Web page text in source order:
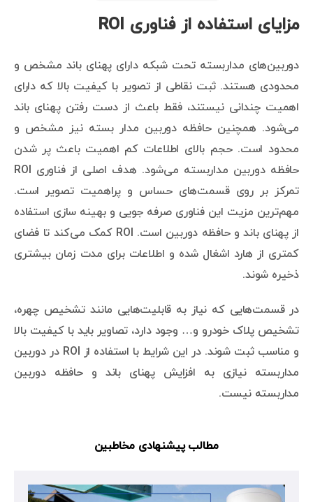
مزایای استفاده از فناوری ROI
دوربین‌های مداربسته تحت شبکه دارای پهنای باند مشخص و
محدودی هستند. ثبت نقاطی از تصویر با کیفیت بالا که دارای
اهمیت چندانی نیستند، فقط باعث از دست رفتن پهنای باند
می‌شود. همچنین حافظه دوربین مدار بسته نیز مشخص و
محدود است. حجم بالای اطلاعات کم اهمیت باعث پر شدن
حافظه دوربین مداربسته می‌شود. هدف اصلی از فناوری ROI
تمرکز بر روی قسمت‌های حساس و پراهمیت تصویر است.
مهم‌ترین مزیت این فناوری صرفه جویی و بهینه سازی استفاده
از پهنای باند و حافظه دوربین است. ROI کمک می‌کند تا فضای
کمتری از هارد اشغال شده و اطلاعات برای مدت زمان بیشتری
ذخیره شوند.
در قسمت‌هایی که نیاز به قابلیت‌هایی مانند تشخیص چهره،
تشخیص پلاک خودرو و… وجود دارد، تصاویر باید با کیفیت بالا
و مناسب ثبت شوند. در این شرایط با استفاده از ROI در دوربین
مداربسته نیازی به افزایش پهنای باند و حافظه دوربین
مداربسته نیست.
مطالب پیشنهادی مخاطبین